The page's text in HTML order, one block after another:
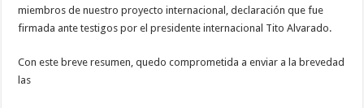
miembros de nuestro proyecto internacional, declaración que fue
firmada ante testigos por el presidente internacional Tito Alvarado.
Con este breve resumen, quedo comprometida a enviar a la brevedad
las